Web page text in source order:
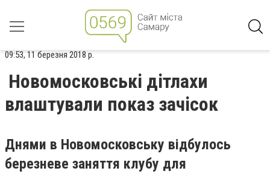
09:53, 11 березня 2018 р.
Новомосковські дітлахи
влаштували показ зачісок
Днями в Новомосковську відбулось
березневе заняття клубу для